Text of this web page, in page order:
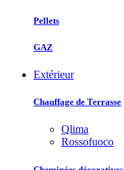
Pellets
GAZ
Extérieur
Chauffage de Terrasse
Qlima
Rossofuoco